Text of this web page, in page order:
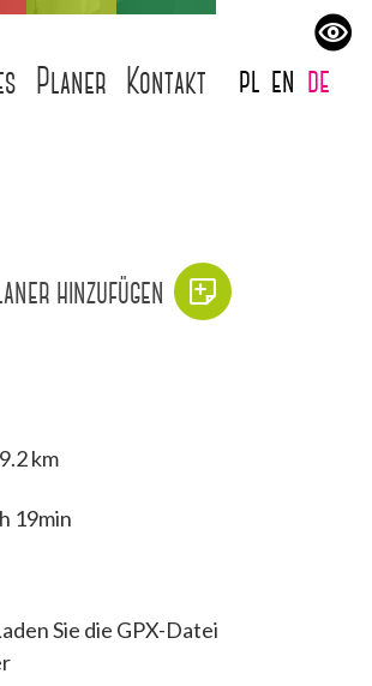
Planer Kontakt pl en de
hinzufügen
km
19min
Sie die GPX-Datei